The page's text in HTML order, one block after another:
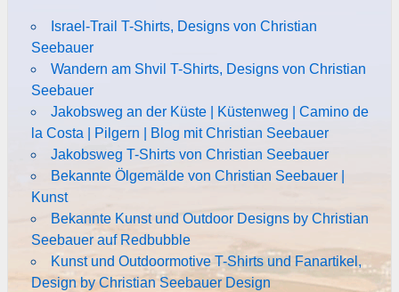
Israel-Trail T-Shirts, Designs von Christian
Seebauer
Wandern am Shvil T-Shirts, Designs von Christian
Seebauer
Jakobsweg an der Küste | Küstenweg | Camino de
la Costa | Pilgern | Blog mit Christian Seebauer
Jakobsweg T-Shirts von Christian Seebauer
Bekannte Ölgemälde von Christian Seebauer |
Kunst
Bekannte Kunst und Outdoor Designs by Christian
Seebauer auf Redbubble
Kunst und Outdoormotive T-Shirts und Fanartikel,
Design by Christian Seebauer Design